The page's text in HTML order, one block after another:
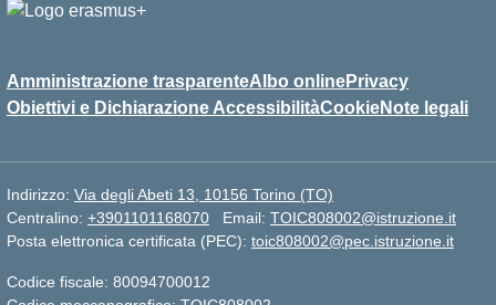
Amministrazione trasparenteAlbo onlinePrivacy
Obiettivi e Dichiarazione AccessibilitàCookieNote legali
Indirizzo: Via degli Abeti 13, 10156 Torino (TO)
Centralino: +3901101168070 Email: TOIC808002@istruzione.it
Posta elettronica certificata (PEC): toic808002@pec.istruzione.it
Codice fiscale: 80094700012